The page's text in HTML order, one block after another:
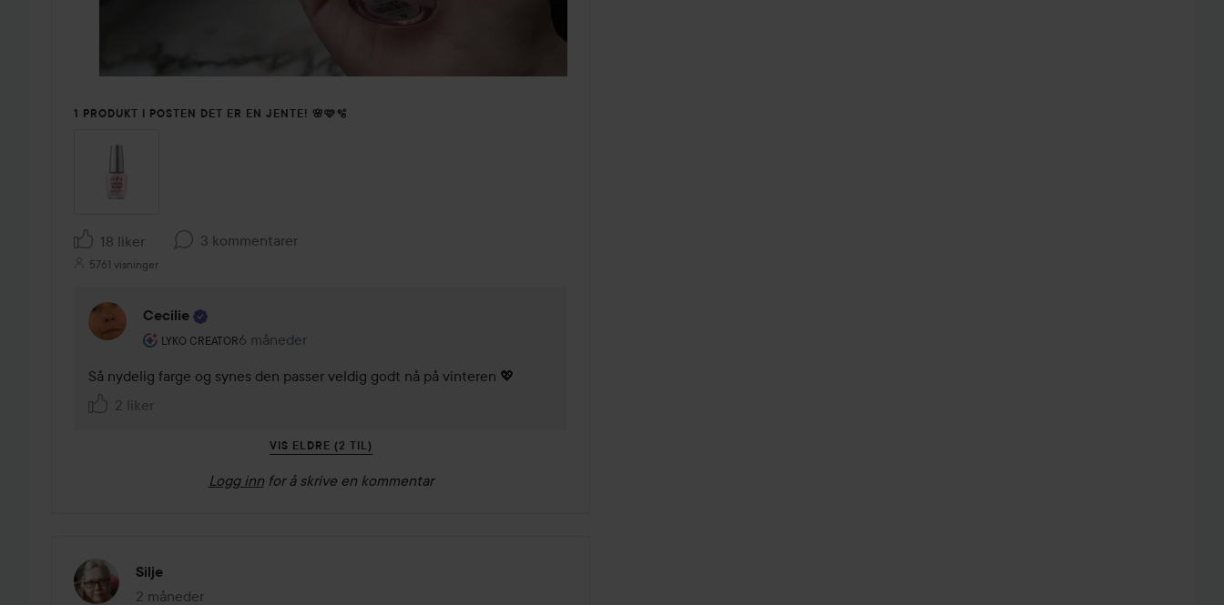
1 PRODUKT I POSTEN DET ER EN JENTE! 🌸🩷🫧
18 liker 3 kommentarer
5761 visninger
Cecilie
LYKO CREATOR
Brukerens rolle: Lyko Creator.
6 måneder
Kommentaren lades 6 måneder
Så nydelig farge og synes den passer veldig godt nå på vinteren 💖
2 liker
VIS ELDRE (2 TIL)
Logg inn for å skrive en kommentar
Silje
2 måneder
Innlegget ble opprettet 2 måneder